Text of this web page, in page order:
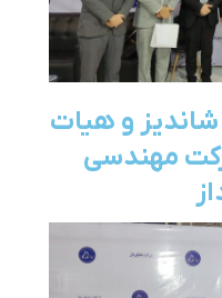
و هیات
مهندسی